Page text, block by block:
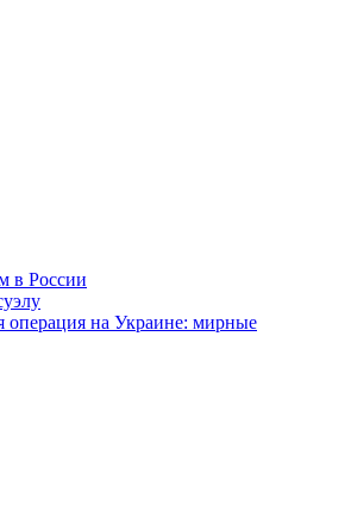
в России
операция на Украине: мирные